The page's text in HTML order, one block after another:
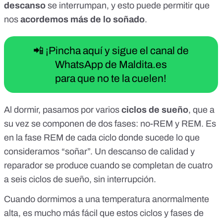
descanso se interrumpan, y esto puede permitir que
nos acordemos más de lo soñado.
📲 ¡Pincha aquí y sigue el canal de
WhatsApp de Maldita.es
para que no te la cuelen!
Al dormir, pasamos por varios ciclos de sueño, que a
su vez se componen de dos fases: no-REM y REM. Es
en la fase REM de cada ciclo donde sucede lo que
consideramos “soñar”. Un descanso de calidad y
reparador se produce cuando se completan de cuatro
a seis ciclos de sueño, sin interrupción.
Cuando dormimos a una temperatura anormalmente
alta, es mucho más fácil que estos ciclos y fases de